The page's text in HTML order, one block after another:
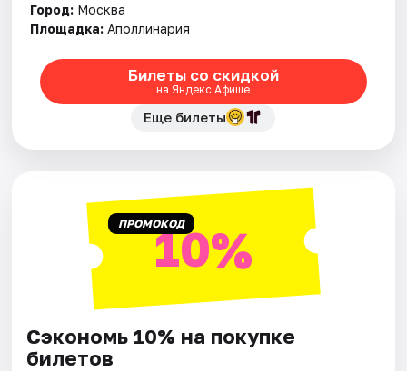
Артисты
Рейтинги
Город: Москва
Площадка: Аполлинария
Билеты со скидкой
на Яндекс Афише
Еще билеты
ПРОМОКОД10%
Сэкономь 10% на покупке
билетов